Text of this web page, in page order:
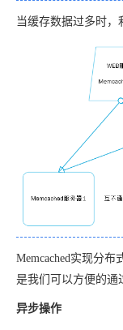
当缓存数据过多时，
Memcached实现分
是我们可以方便的通
异步操作